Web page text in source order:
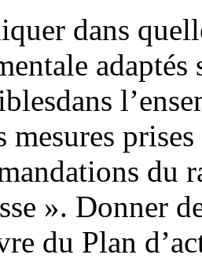
dans
mesures
du
». Donner
du Plan